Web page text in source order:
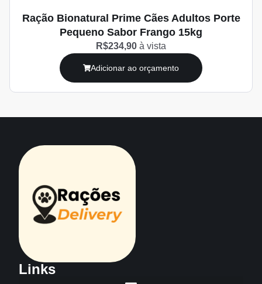
Ração Bionatural Prime Cães Adultos Porte
Pequeno Sabor Frango 15kg
R$234,90 à vista
Adicionar ao orçamento
Links